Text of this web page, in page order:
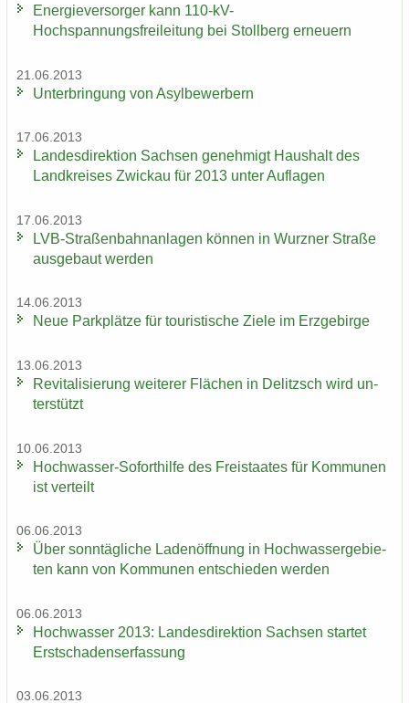
En­er­gie­ver­sor­ger kann 110-​kV-
Hochspannungsfreileitung bei Stoll­berg er­neu­ern
21.06.2013
Un­ter­brin­gung von Asyl­be­wer­bern
17.06.2013
Lan­des­di­rek­ti­on Sach­sen ge­neh­migt Haus­halt des
Land­krei­ses Zwi­ckau für 2013 unter Auf­la­gen
17.06.2013
LVB-​Straßenbahnanlagen kön­nen in Wurz­ner Stra­ße
aus­ge­baut wer­den
14.06.2013
Neue Park­plät­ze für tou­ris­ti­sche Ziele im Erz­ge­bir­ge
13.06.2013
Re­vi­ta­li­sie­rung wei­te­rer Flä­chen in De­litzsch wird un­
ter­stützt
10.06.2013
Hochwasser-​Soforthilfe des Frei­staa­tes für Kom­mu­nen
ist ver­teilt
06.06.2013
Über sonn­täg­li­che La­den­öff­nung in Hoch­was­ser­ge­bie­
ten kann von Kom­mu­nen ent­schie­den wer­den
06.06.2013
Hoch­was­ser 2013: Lan­des­di­rek­ti­on Sach­sen star­tet
Erst­scha­dens­er­fas­sung
03.06.2013